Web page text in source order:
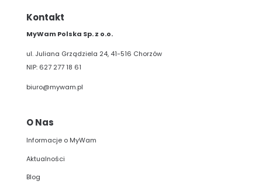
Kontakt
MyWam Polska Sp. z o.o.
ul. Juliana Grządziela 24, 41-516 Chorzów
NIP: 627 277 18 61
biuro@mywam.pl
O Nas
Informacje o MyWam
Aktualności
Blog